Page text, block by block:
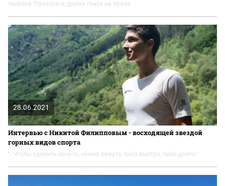
трейлов TransUral и других гонок на Урале.
28.06.2021
Интервью с Никитой Филипповым - восходящей звездой
горных видов спорта
"- Чтобы удивить кого-то, нужно бежать либо быстро, либо долго."